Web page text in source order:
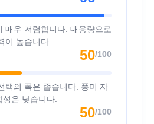
매우 저렴합니다. 대용량으로
이 높습니다.
50/100
택의 폭은 좁습니다. 풍미 자
은 낮습니다.
50/100